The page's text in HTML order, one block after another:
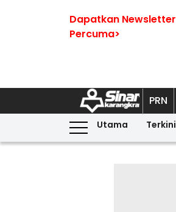
Dapatkan Newsletter
Percuma>
PRN
Utama Terkini